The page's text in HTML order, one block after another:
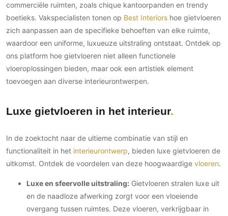
commerciële ruimten, zoals chique kantoorpanden en trendy
boetieks. Vakspecialisten tonen op Best Interiors hoe gietvloeren
zich aanpassen aan de specifieke behoeften van elke ruimte,
waardoor een uniforme, luxueuze uitstraling ontstaat. Ontdek op
ons platform hoe gietvloeren niet alleen functionele
vloeroplossingen bieden, maar ook een artistiek element
toevoegen aan diverse interieurontwerpen.
Luxe gietvloeren in het interieur
In de zoektocht naar de ultieme combinatie van stijl en
functionaliteit in het interieurontwerp, bieden luxe gietvloeren de
uitkomst. Ontdek de voordelen van deze hoogwaardige vloeren.
Luxe en sfeervolle uitstraling: Gietvloeren stralen luxe uit
en de naadloze afwerking zorgt voor een vloeiende
overgang tussen ruimtes. Deze vloeren, verkrijgbaar in